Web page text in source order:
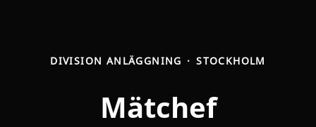
DIVISION ANLÄGGNING · STOCKHOLM
Mätchef